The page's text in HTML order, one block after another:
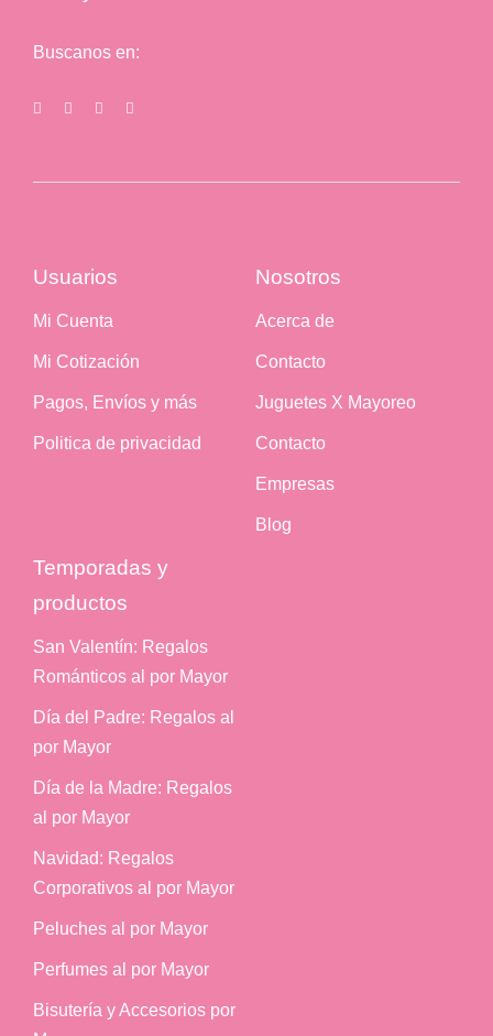
Buscanos en:
Usuarios
Mi Cuenta
Mi Cotización
Pagos, Envíos y más
Politica de privacidad
Nosotros
Acerca de
Contacto
Juguetes X Mayoreo
Contacto
Empresas
Blog
Temporadas y
productos
San Valentín: Regalos
Románticos al por Mayor
Día del Padre: Regalos al
por Mayor
Día de la Madre: Regalos
al por Mayor
Navidad: Regalos
Corporativos al por Mayor
Peluches al por Mayor
Perfumes al por Mayor
Bisutería y Accesorios por